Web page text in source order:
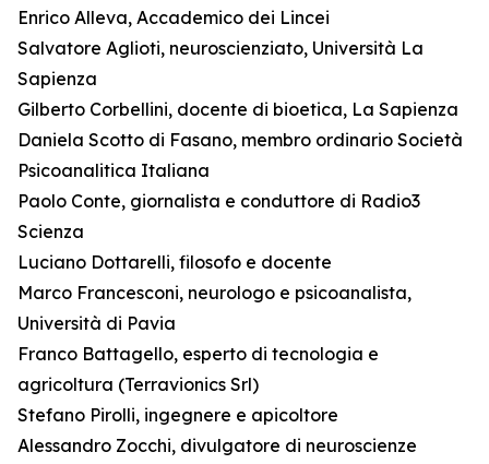
Enrico Alleva, Accademico dei Lincei
Salvatore Aglioti, neuroscienziato, Università La
Sapienza
Gilberto Corbellini, docente di bioetica, La Sapienza
Daniela Scotto di Fasano, membro ordinario Società
Psicoanalitica Italiana
Paolo Conte, giornalista e conduttore di Radio3
Scienza
Luciano Dottarelli, filosofo e docente
Marco Francesconi, neurologo e psicoanalista,
Università di Pavia
Franco Battagello, esperto di tecnologia e
agricoltura (Terravionics Srl)
Stefano Pirolli, ingegnere e apicoltore
Alessandro Zocchi, divulgatore di neuroscienze